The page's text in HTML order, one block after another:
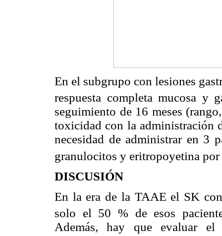
En el subgrupo con lesiones
respuesta completa mucosa y
seguimiento de 16 meses
toxicidad con la administración
necesidad de administrar en 3
granulocitos y eritropoyetina
DISCUSIÓN
En la era de la TAAE el SK
solo el 50 % de esos
Además, hay que evaluar